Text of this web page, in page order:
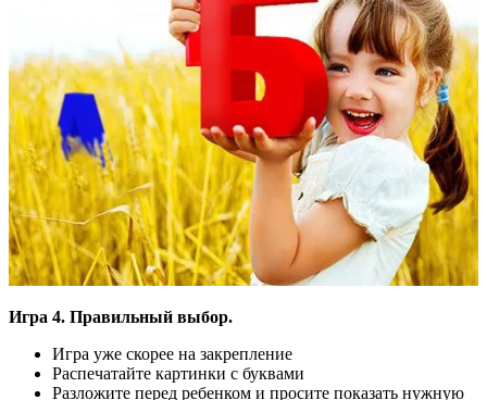
Игра 4. Правильный выбор.
Игра уже скорее на закрепление
Распечатайте картинки с буквами
Разложите перед ребенком и просите показать нужную